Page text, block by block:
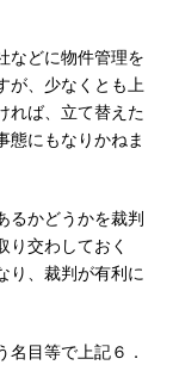
などに物件管理を
が、少なくとも上
れば、立て替えた
態にもなりかねま
るかどうかを裁判
り交わしておく
り、裁判が有利に
目等で上記６．